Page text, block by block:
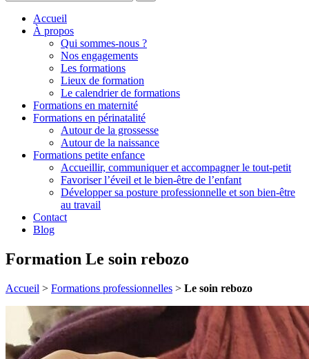
Accueil
À propos
Qui sommes-nous ?
Nos engagements
Les formations
Lieux de formation
Le calendrier de formations
Formations en maternité
Formations en périnatalité
Autour de la grossesse
Autour de la naissance
Formations petite enfance
Accueillir, communiquer et accompagner le tout-petit
Favoriser l’éveil et le bien-être de l’enfant
Développer sa posture professionnelle et son bien-être
au travail
Contact
Blog
Formation Le soin rebozo
Accueil > Formations professionnelles > Le soin rebozo